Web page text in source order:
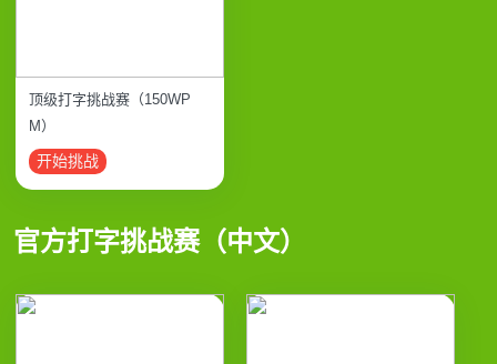
顶级打字挑战赛（150WP
M）
开始挑战
官方打字挑战赛（中文）